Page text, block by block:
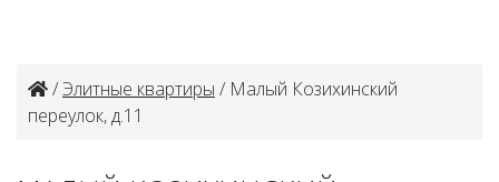
/Элитные квартиры / Малый Козихинский
переулок, д.11